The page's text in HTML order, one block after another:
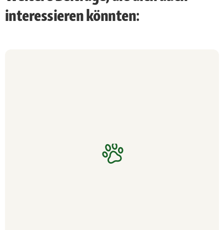
interessieren könnten: